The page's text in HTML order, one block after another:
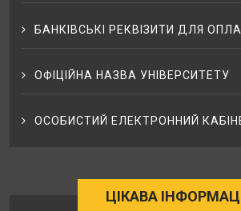
БАНКІВСЬКІ РЕКВІЗИТИ ДЛЯ
ОФІЦІЙНА НАЗВА УНІВЕРСИТЕТУ
ОСОБИСТИЙ ЕЛЕКТРОННИЙ
ЦІКАВА